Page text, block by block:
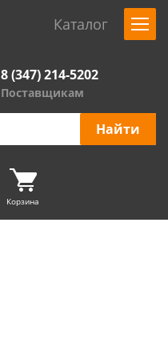
Каталог
8 (347) 214-5202
Поставщикам
Корзина